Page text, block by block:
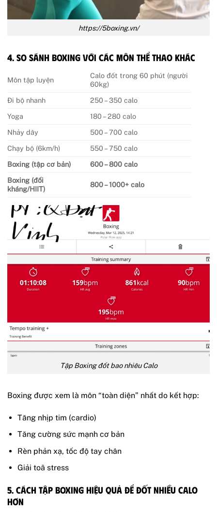
https://5boxing.vn/
4. So sánh boxing với các môn thể thao khác
Môn tập luyện
Calo đốt trong 60 phút (người
60kg)
Đi bộ nhanh
250 – 350 calo
Yoga
180 – 280 calo
Nhảy dây
500 – 700 calo
Chạy bộ (6km/h)
550 – 750 calo
Boxing (tập cơ bản)
600 – 800 calo
Boxing (đối
kháng/HIIT)
800 – 1000+ calo
Tập Boxing đốt bao nhiêu Calo
Boxing được xem là môn “toàn diện” nhất do kết hợp:
Tăng nhịp tim (cardio)
Tăng cường sức mạnh cơ bản
Rèn phản xạ, tốc độ tay chân
Giải toã stress
5. Cách tập boxing hiệu quả để đốt nhiều calo
hơn